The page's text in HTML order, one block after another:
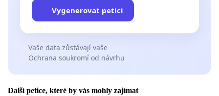
Vygenerovat petici
Vaše data zůstávají vaše
Ochrana soukromí od návrhu
Další petice, které by vás mohly zajímat